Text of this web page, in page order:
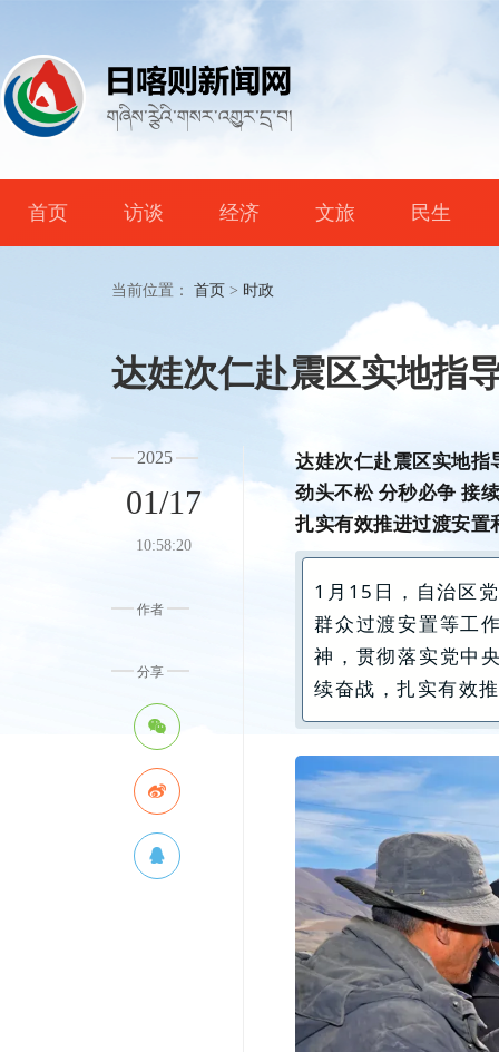
首页 访谈 经济 文旅 民生
当前位置： 首页 > 时政
达娃次仁赴震区实地指
2025
01/17
10:58:20
作者
分享
达娃次仁赴震区实地指
劲头不松 分秒必争 接
扎实有效推进过渡安置
1月15日，自治区
群众过渡安置等工
神，贯彻落实党中
续奋战，扎实有效